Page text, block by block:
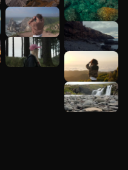
Scopri di
più